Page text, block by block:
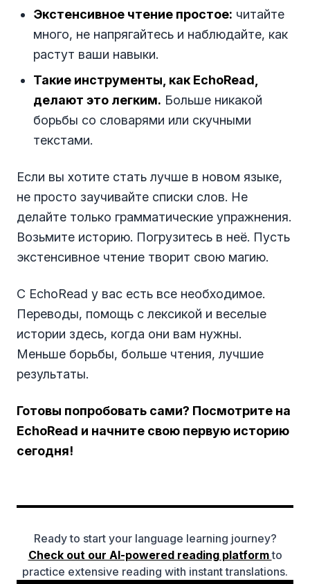
Экстенсивное чтение простое: читайте
много, не напрягайтесь и наблюдайте, как
растут ваши навыки.
Такие инструменты, как EchoRead,
делают это легким. Больше никакой
борьбы со словарями или скучными
текстами.
Если вы хотите стать лучше в новом языке,
не просто заучивайте списки слов. Не
делайте только грамматические упражнения.
Возьмите историю. Погрузитесь в неё. Пусть
экстенсивное чтение творит свою магию.
С EchoRead у вас есть все необходимое.
Переводы, помощь с лексикой и веселые
истории здесь, когда они вам нужны.
Меньше борьбы, больше чтения, лучшие
результаты.
Готовы попробовать сами? Посмотрите на
EchoRead и начните свою первую историю
сегодня!
Ready to start your language learning journey?
Check out our AI-powered reading platformto
practice extensive reading with instant translations.